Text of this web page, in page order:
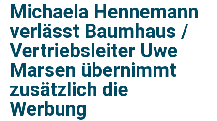
Michaela Hennemann
verlässt Baumhaus /
Vertriebsleiter Uwe
Marsen übernimmt
zusätzlich die
Werbung